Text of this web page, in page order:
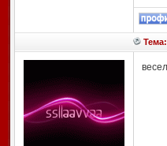
Тема: